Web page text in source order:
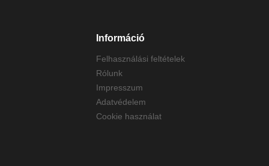
Információ
Felhasználási feltételek
Rólunk
Impresszum
Adatvédelem
Cookie használat